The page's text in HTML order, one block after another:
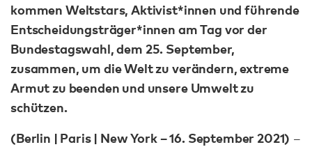
kommen Weltstars, Aktivist*innen und führende
Entscheidungsträger*innen am Tag vor der
Bundestagswahl, dem 25. September,
zusammen, um die Welt zu verändern, extreme
Armut zu beenden und unsere Umwelt zu
schützen.
(Berlin | Paris | New York – 16. September 2021) –